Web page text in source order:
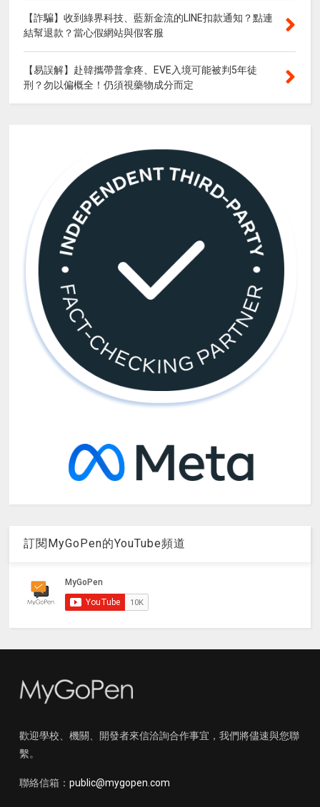
【詐騙】收到綠界科技、藍新金流的LINE扣款通知？點連
結幫退款？當心假網站與假客服
【易誤解】赴韓攜帶普拿疼、EVE入境可能被判5年徒
刑？勿以偏概全！仍須視藥物成分而定
訂閱MyGoPen的YouTube頻道
歡迎學校、機關、開發者來信洽詢合作事宜，我們將儘速與您聯
繫。
聯絡信箱： public@mygopen.com